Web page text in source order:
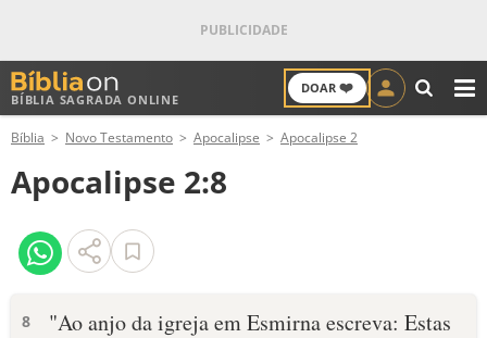
BÍBLIA SAGRADA ONLINE
DOAR ❤️
ANTIGO TESTAMENTO
NOVO TESTAMENTO
VERSÍCULOS
Bíblia Novo Testamento Apocalipse Apocalipse 2
Apocalipse 2:8
8
"Ao anjo da igreja em Esmirna escreva: Estas